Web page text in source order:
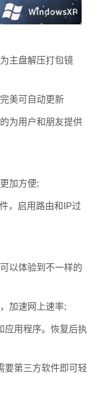
主盘解压打包镜
美可自动更新
为用户和朋友提供
加方便;
，启用路由和IP过
以体验到不一样的
加速网上速率;
应用程序。恢复后执
要第三方软件即可轻